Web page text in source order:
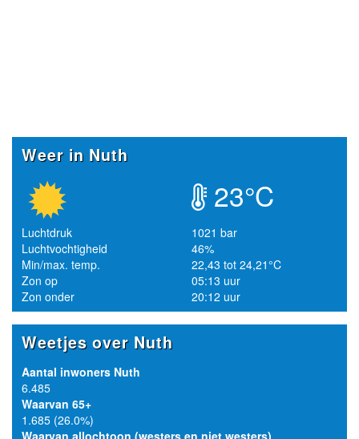
Weer in Nuth
23°C
Luchtdruk
1021 bar
Luchtvochtigheid
46%
Min/max. temp.
22,43 tot 24,21°C
Zon op
05:13 uur
Zon onder
20:12 uur
Weetjes over Nuth
Aantal inwoners Nuth
6.485
Waarvan 65+
1.685 (26.0%)
Waarvan allochtoon (westers en niet westers)